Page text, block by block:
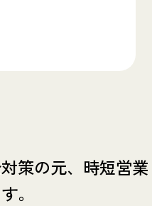
策の元、時短営業
。